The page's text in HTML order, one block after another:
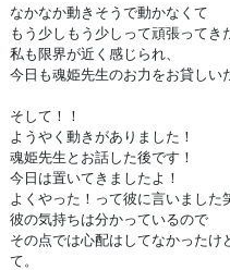
なかなか動きそうで動かなくて
もう少しもう少しって頑張ってき
私も限界が近く感じられ、
今日も魂姫先生のお力をお貸しい
そして！！
ようやく動きがありました！
魂姫先生とお話した後です！
今日は置いてきましたよ！
よくやった！って彼に言いました
彼の気持ちは分かっているので
その点では心配はしてなかった
て。